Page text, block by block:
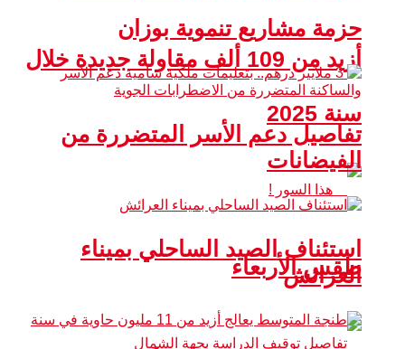
أزيد من 109 ألف مقاولة جديدة خلال
سنة 2025
طقس الأربعاء
حزمة مشاريع تنموية بوزان
تفاصيل دعم الأسر المتضررة من
الفيضانات
استئناف الصيد الساحلي بميناء
العرائش